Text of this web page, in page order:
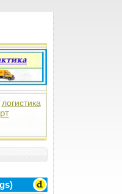
логистика